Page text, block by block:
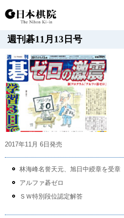
週刊碁11月13日号
2017年11月 6日発売
林海峰名誉天元、旭日中綬章を受章
アルファ碁ゼロ
ＳＷ特別段位認定解答